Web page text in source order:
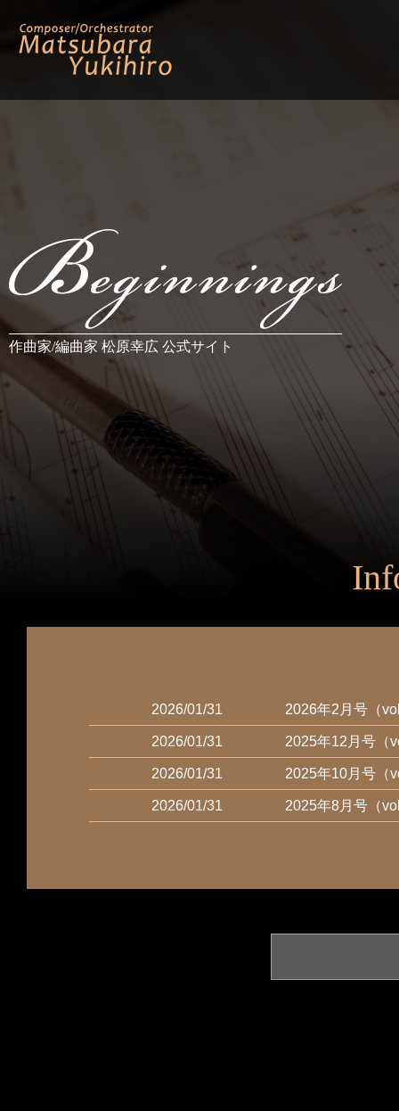
作曲家/編曲家 松原幸広 公式サイト
2026/01/31 2026年2月号（
2026/01/31 2025年12月号（
2026/01/31 2025年10月号（
2026/01/31 2025年8月号（